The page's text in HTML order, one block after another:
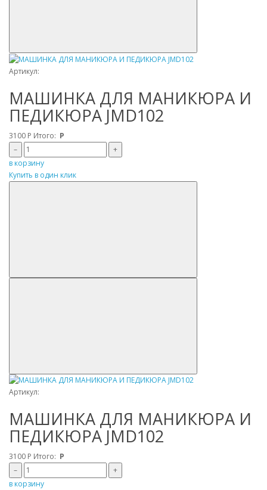
Артикул:
МАШИНКА ДЛЯ МАНИКЮРА И
ПЕДИКЮРА JMD102
3100 Р Итого: Р
–
+
в корзину
Купить в один клик
Артикул:
МАШИНКА ДЛЯ МАНИКЮРА И
ПЕДИКЮРА JMD102
3100 Р Итого: Р
–
+
в корзину